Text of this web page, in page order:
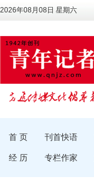
2026年08月08日 星期六
首 页 刊首快语
经 历 专栏作家